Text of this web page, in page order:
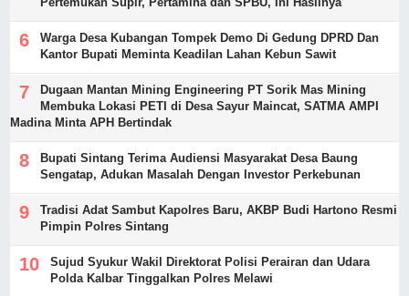
Warga Desa Kubangan Tompek Demo Di Gedung DPRD Dan
Kantor Bupati Meminta Keadilan Lahan Kebun Sawit
Dugaan Mantan Mining Engineering PT Sorik Mas Mining
Membuka Lokasi PETI di Desa Sayur Maincat, SATMA AMPI
Madina Minta APH Bertindak
Bupati Sintang Terima Audiensi Masyarakat Desa Baung
Sengatap, Adukan Masalah Dengan Investor Perkebunan
Tradisi Adat Sambut Kapolres Baru, AKBP Budi Hartono Resmi
Pimpin Polres Sintang
Sujud Syukur Wakil Direktorat Polisi Perairan dan Udara
Polda Kalbar Tinggalkan Polres Melawi